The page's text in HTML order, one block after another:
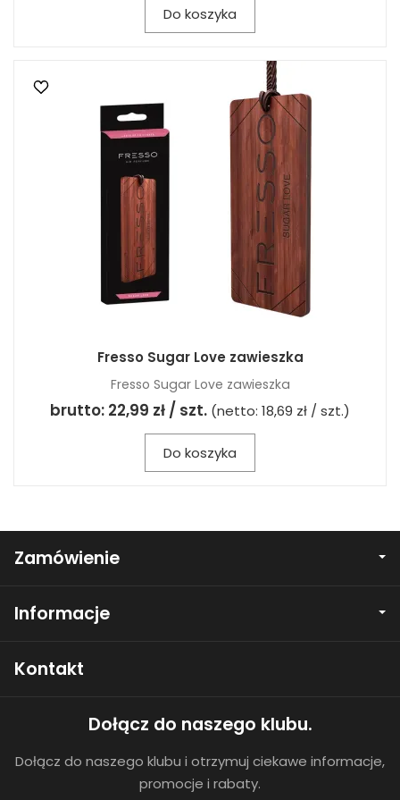
Do koszyka
Fresso Sugar Love zawieszka
Fresso Sugar Love zawieszka
brutto: 22,99 zł / szt. (netto: 18,69 zł / szt.)
Do koszyka
Zamówienie
Informacje
Kontakt
Dołącz do naszego klubu.
Dołącz do naszego klubu i otrzymuj ciekawe informacje,
promocje i rabaty.